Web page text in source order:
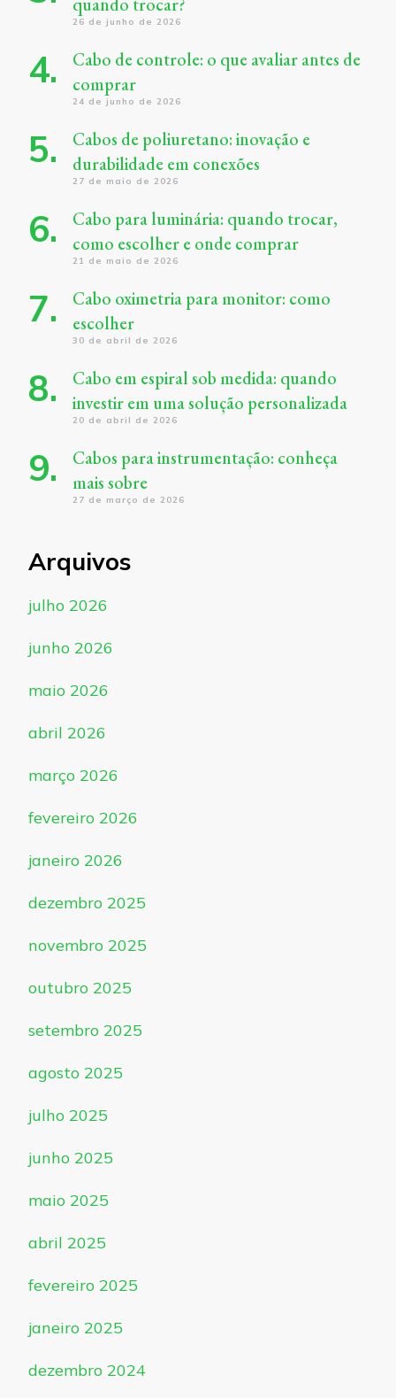
26 de junho de 2026
Cabo de controle: o que avaliar antes de
comprar
24 de junho de 2026
Cabos de poliuretano: inovação e
durabilidade em conexões
27 de maio de 2026
Cabo para luminária: quando trocar,
como escolher e onde comprar
21 de maio de 2026
Cabo oximetria para monitor: como
escolher
30 de abril de 2026
Cabo em espiral sob medida: quando
investir em uma solução personalizada
20 de abril de 2026
Cabos para instrumentação: conheça
mais sobre
27 de março de 2026
Arquivos
julho 2026
junho 2026
maio 2026
abril 2026
março 2026
fevereiro 2026
janeiro 2026
dezembro 2025
novembro 2025
outubro 2025
setembro 2025
agosto 2025
julho 2025
junho 2025
maio 2025
abril 2025
fevereiro 2025
janeiro 2025
dezembro 2024